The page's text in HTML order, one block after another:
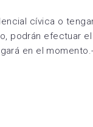
cívica o
podrán efectuar
en el momento.-